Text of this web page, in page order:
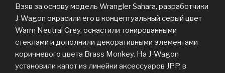
Взяв за основу модель Wrangler Sahara, разработчики
J-Wagon окрасили его в концептуальный серый цвет
Warm Neutral Grey, оснастили тонированными
стеклами и дополнили декоративными элементами
коричневого цвета Brass Monkey. На J-Wagon
установили капот из линейки аксессуаров JPP, в